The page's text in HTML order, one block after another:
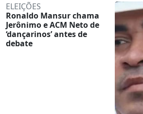
ELEIÇÕES
Ronaldo Mansur chama
Jerônimo e ACM Neto de
‘dançarinos’ antes de
debate